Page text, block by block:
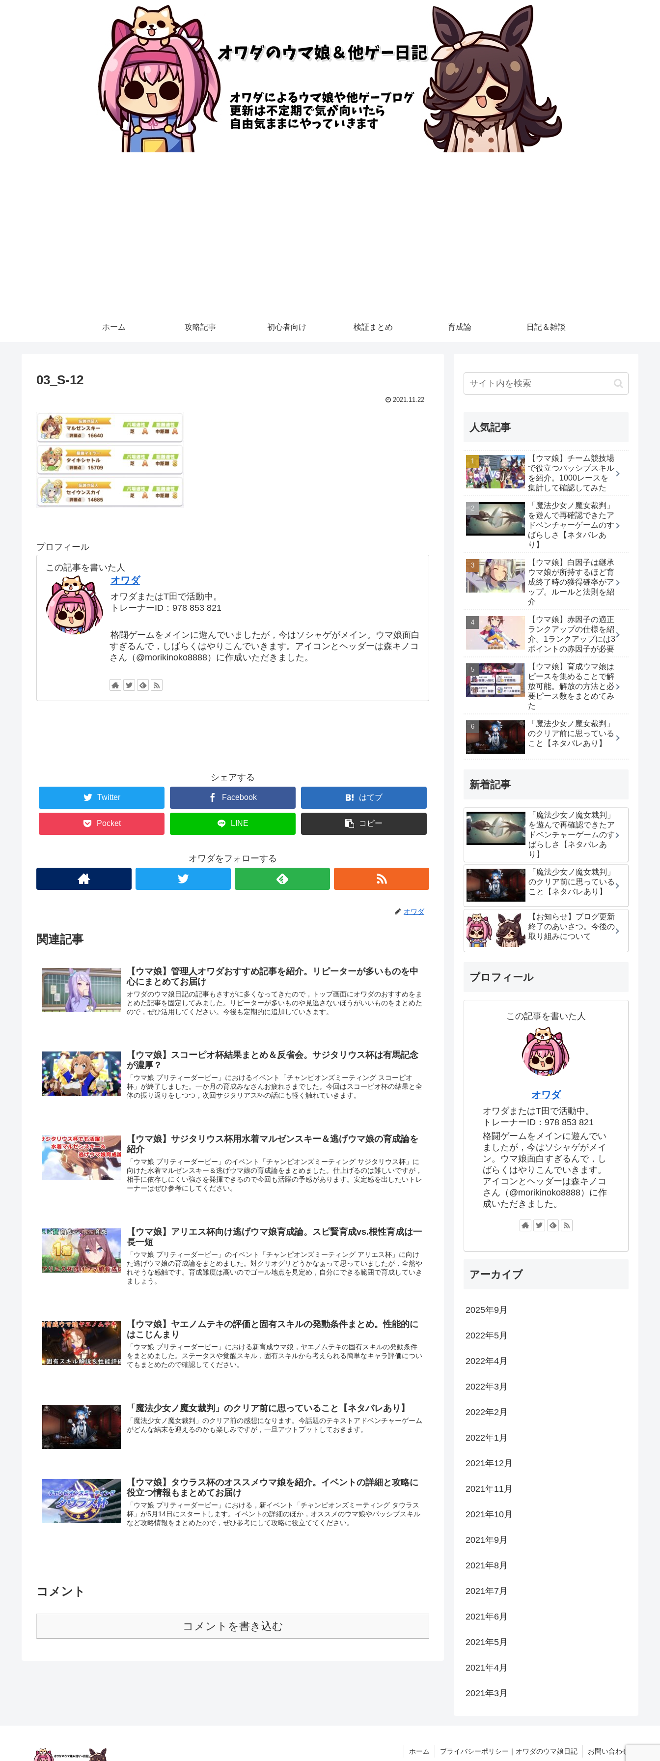
ホーム 攻略記事 初心者向け 検証まとめ 育成論 日記＆雑談
03_S-12
2021.11.22
プロフィール
この記事を書いた人
オワダ
オワダまたはT田で活動中。
トレーナーID：978 853 821
格闘ゲームをメインに遊んでいましたが，今はソシャゲがメイン。ウマ娘面白
すぎるんで，しばらくはやりこんでいきます。アイコンとヘッダーは森キノコ
さん（@morikinoko8888）に作成いただきました。
シェアする
Twitter Facebook はてブ
Pocket LINE コピー
オワダをフォローする
オワダ
関連記事
【ウマ娘】管理人オワダおすすめ記事を紹介。リピーターが多いものを中
心にまとめてお届け
オワダのウマ娘日記の記事もさすがに多くなってきたので，トップ画面にオワダのおすすめをま
とめた記事を固定してみました。リピーターが多いものや見逃さないほうがいいものをまとめた
ので，ぜひ活用してください。今後も定期的に追加していきます。
【ウマ娘】スコーピオ杯結果まとめ＆反省会。サジタリウス杯は有馬記念
が濃厚？
「ウマ娘 プリティーダービー」におけるイベント「チャンピオンズミーティング スコーピオ
杯」が終了しました。一か月の育成みなさんお疲れさまでした。今回はスコーピオ杯の結果と全
体の振り返りをしつつ，次回サジタリアス杯の話にも軽く触れていきます。
【ウマ娘】サジタリウス杯用水着マルゼンスキー＆逃げウマ娘の育成論を
紹介
「ウマ娘 プリティーダービー」のイベント「チャンピオンズミーティング サジタリウス杯」に
向けた水着マルゼンスキー＆逃げウマ娘の育成論をまとめました。仕上げるのは難しいですが，
相手に依存しにくい強さを発揮できるので今回も活躍の予感があります。安定感を出したいトレ
ーナーはぜひ参考にしてください。
【ウマ娘】アリエス杯向け逃げウマ娘育成論。スピ賢育成vs.根性育成は一
長一短
「ウマ娘 プリティーダービー」のイベント「チャンピオンズミーティング アリエス杯」に向け
た逃げウマ娘の育成論をまとめました。対クリオグリどうかなぁって思っていましたが，全然や
れそうな感触です。育成難度は高いのでゴール地点を見定め，自分にできる範囲で育成していき
ましょう。
【ウマ娘】ヤエノムテキの評価と固有スキルの発動条件まとめ。性能的に
はこじんまり
「ウマ娘 プリティーダービー」における新育成ウマ娘，ヤエノムテキの固有スキルの発動条件
をまとめました。ステータスや覚醒スキル，固有スキルから考えられる簡単なキャラ評価につい
てもまとめたので確認してください。
「魔法少女ノ魔女裁判」のクリア前に思っていること【ネタバレあり】
「魔法少女ノ魔女裁判」のクリア前の感想になります。今話題のテキストアドベンチャーゲーム
がどんな結末を迎えるのかも楽しみですが，一旦アウトプットしておきます。
【ウマ娘】タウラス杯のオススメウマ娘を紹介。イベントの詳細と攻略に
役立つ情報もまとめてお届け
「ウマ娘 プリティーダービー」における，新イベント「チャンピオンズミーティング タウラス
杯」が5月14日にスタートします。イベントの詳細のほか，オススメのウマ娘やパッシブスキル
など攻略情報をまとめたので，ぜひ参考にして攻略に役立ててください。
コメント
コメントを書き込む
人気記事
【ウマ娘】チーム競技場
で役立つパッシブスキル
を紹介。1000レースを
集計して確認してみた
「魔法少女ノ魔女裁判」
を遊んで再確認できたア
ドベンチャーゲームのす
ばらしさ【ネタバレあ
り】
【ウマ娘】白因子は継承
ウマ娘が所持するほど育
成終了時の獲得確率がア
ップ。ルールと法則を紹
介
【ウマ娘】赤因子の適正
ランクアップの仕様を紹
介。1ランクアップには3
ポイントの赤因子が必要
【ウマ娘】育成ウマ娘は
ピースを集めることで解
放可能。解放の方法と必
要ピース数をまとめてみ
た
「魔法少女ノ魔女裁判」
のクリア前に思っている
こと【ネタバレあり】
新着記事
「魔法少女ノ魔女裁判」
を遊んで再確認できたア
ドベンチャーゲームのす
ばらしさ【ネタバレあ
り】
「魔法少女ノ魔女裁判」
のクリア前に思っている
こと【ネタバレあり】
【お知らせ】ブログ更新
終了のあいさつ。今後の
取り組みについて
プロフィール
この記事を書いた人
オワダ
オワダまたはT田で活動中。
トレーナーID：978 853 821
格闘ゲームをメインに遊んでい
ましたが，今はソシャゲがメイ
ン。ウマ娘面白すぎるんで，し
ばらくはやりこんでいきます。
アイコンとヘッダーは森キノコ
さん（@morikinoko8888）に作
成いただきました。
アーカイブ
2025年9月
2022年5月
2022年4月
2022年3月
2022年2月
2022年1月
2021年12月
2021年11月
2021年10月
2021年9月
2021年8月
2021年7月
2021年6月
2021年5月
2021年4月
2021年3月
ホーム プライバシーポリシー｜オワダのウマ娘日記 お問い合わせ